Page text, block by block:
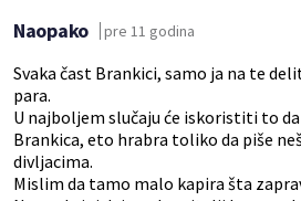
Naopako pre 11 godina
Svaka čast Brankici, samo ja na te
para.
U najboljem slučaju će iskoristiti to
Brankica, eto hrabra toliko da piše
divljacima.
Mislim da tamo malo kapira šta